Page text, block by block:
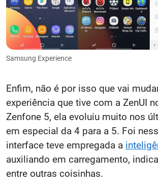
Samsung Experience
Enfim, não é por isso que vai
experiência que tive com a ZenUI
Zenfone 5, ela evoluiu muito nos
em especial da 4 para a 5. Foi
interface teve empregada a
auxiliando em carregamento,
entre outras coisinhas.